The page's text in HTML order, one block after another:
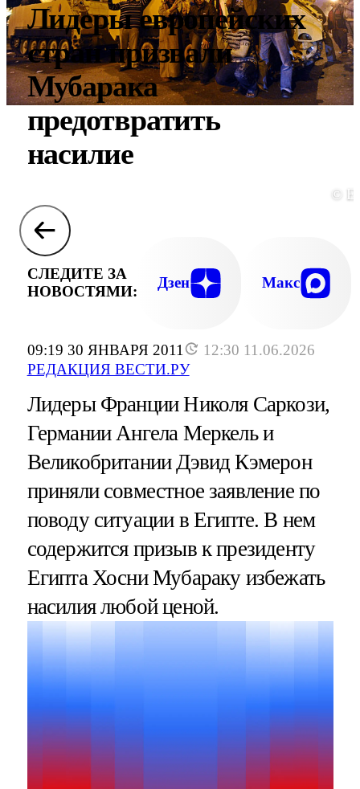
09:19 30 ЯНВАРЯ 2011
12:30 11.06.2026
РЕДАКЦИЯ ВЕСТИ.РУ
Лидеры европейских
стран призвали
Мубарака
предотвратить
насилие
©
СЛЕДИТЕ ЗА
НОВОСТЯМИ:
Дзен Макс
Лидеры Франции Николя Саркози,
Германии Ангела Меркель и
Великобритании Дэвид Кэмерон
приняли совместное заявление по
поводу ситуации в Египте. В нем
содержится призыв к президенту
Египта Хосни Мубараку избежать
насилия любой ценой.